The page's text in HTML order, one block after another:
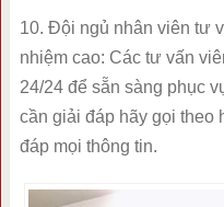
10. Đội ngủ nhân viên tư
nhiệm cao: Các tư vấn
24/24 để sẵn sàng phục
cần giải đáp hãy gọi
đáp mọi thông tin.